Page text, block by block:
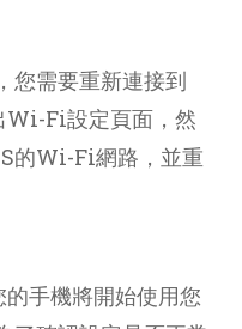
您需要重新連接到
Fi設定頁面，然
的Wi-Fi網路，並重
手機將開始使用您